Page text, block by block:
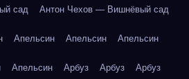
сад Антон Чехов — Вишнёвый сад
Апельсин Апельсин Апельсин
Апельсин Арбуз Арбуз Арбуз